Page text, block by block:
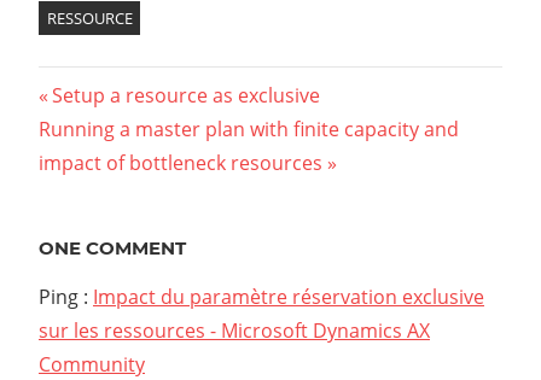
RESSOURCE
Navigation
de
Previous
Post:
Setup a resource as exclusive
Next
Post:
Running a master plan with finite capacity and
impact of bottleneck resources
ONE COMMENT
Ping : Impact du paramètre réservation exclusive
sur les ressources - Microsoft Dynamics AX
Community